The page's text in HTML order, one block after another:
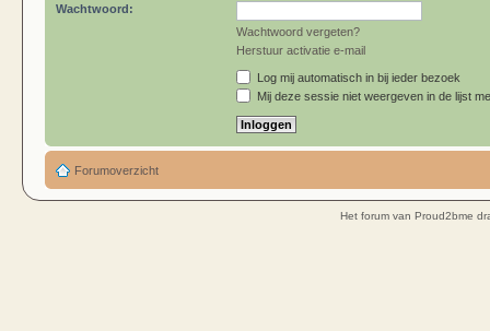
Wachtwoord:
Wachtwoord vergeten?
Herstuur activatie e-mail
Log mij automatisch in bij ieder bezoek
Mij deze sessie niet weergeven in de lijst
Forumoverzicht
Het forum van Proud2bme